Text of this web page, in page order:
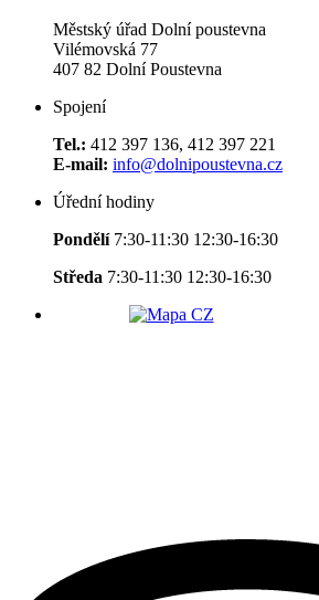
Městský úřad Dolní poustevna
Vilémovská 77
407 82 Dolní Poustevna
Spojení
Tel.: 412 397 136, 412 397 221
E-mail: info@dolnipoustevna.cz
Úřední hodiny
Pondělí 7:30-11:30 12:30-16:30
Středa 7:30-11:30 12:30-16:30